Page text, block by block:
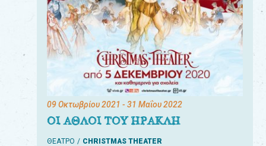
09 Οκτωβρίου 2021 - 31 Μαΐου 2022
ΟΙ ΑΘΛΟΙ ΤΟΥ ΗΡΑΚΛΗ
ΘΕΑΤΡΟ CHRISTMAS THEATER